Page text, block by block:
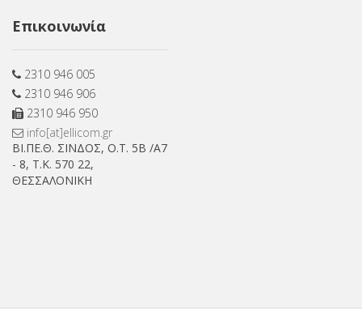
Facebook
Επικοινωνία
2310 946 005
2310 946 906
2310 946 950
info[at]ellicom.gr
ΒΙ.ΠΕ.Θ. ΣΙΝΔΟΣ, Ο.Τ. 5Β /Α7
- 8, Τ.Κ. 570 22,
ΘΕΣΣΑΛΟΝΙΚΗ